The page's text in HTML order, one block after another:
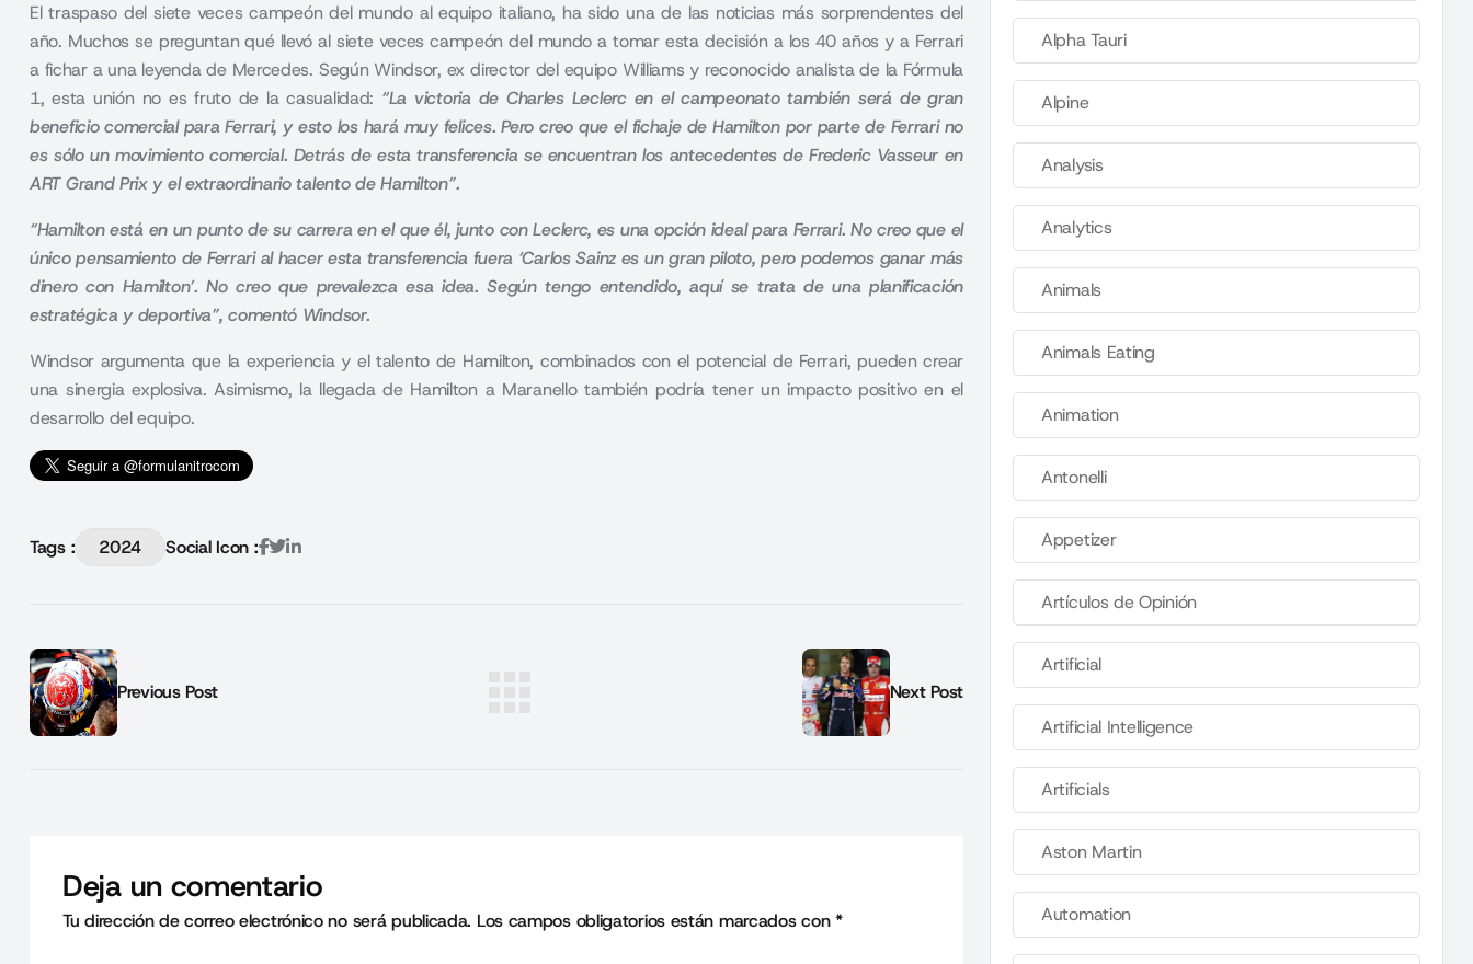
El traspaso del siete veces campeón del mundo al equipo italiano, ha sido una de las noticias más sorprendentes del
año. Muchos se preguntan qué llevó al siete veces campeón del mundo a tomar esta decisión a los 40 años y a Ferrari
a fichar a una leyenda de Mercedes. Según Windsor, ex director del equipo Williams y reconocido analista de la Fórmula
1, esta unión no es fruto de la casualidad: “La victoria de Charles Leclerc en el campeonato también será de gran
beneficio comercial para Ferrari, y esto los hará muy felices. Pero creo que el fichaje de Hamilton por parte de Ferrari no
es sólo un movimiento comercial. Detrás de esta transferencia se encuentran los antecedentes de Frederic Vasseur en
ART Grand Prix y el extraordinario talento de Hamilton”.
“Hamilton está en un punto de su carrera en el que él, junto con Leclerc, es una opción ideal para Ferrari. No creo que el
único pensamiento de Ferrari al hacer esta transferencia fuera ‘Carlos Sainz es un gran piloto, pero podemos ganar más
dinero con Hamilton’. No creo que prevalezca esa idea. Según tengo entendido, aquí se trata de una planificación
estratégica y deportiva”, comentó Windsor.
Windsor argumenta que la experiencia y el talento de Hamilton, combinados con el potencial de Ferrari, pueden crear
una sinergia explosiva. Asimismo, la llegada de Hamilton a Maranello también podría tener un impacto positivo en el
desarrollo del equipo.
Tags : 2024 Social Icon :
Previous Post Next Post
Deja un comentario
Tu dirección de correo electrónico no será publicada. Los campos obligatorios están marcados con*
Alpha Tauri
Alpine
Analysis
Analytics
Animals
Animals Eating
Animation
Antonelli
Appetizer
Artículos de Opinión
Artificial
Artificial Intelligence
Artificials
Aston Martin
Automation